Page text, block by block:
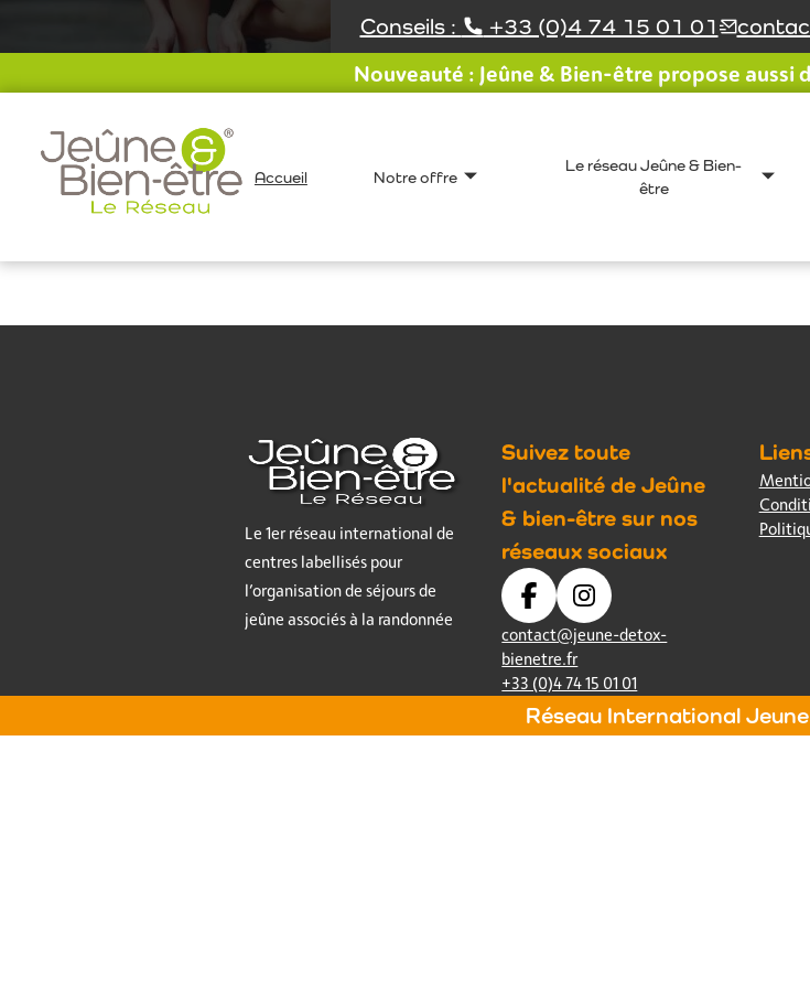
Conseils : +33 (0)4 74 15 01 01
Nouveauté : Jeûne & Bien-être propose aussi
Accueil Notre offre
Le réseau Jeûne & Bien-
être
Le 1er réseau international de
centres labellisés pour
l’organisation de séjours de
jeûne associés à la randonnée
Suivez toute
l'actualité de Jeûne
& bien-être sur nos
réseaux sociaux
contact@jeune-detox-
bienetre.fr
+33 (0)4 74 15 01 01
Réseau International